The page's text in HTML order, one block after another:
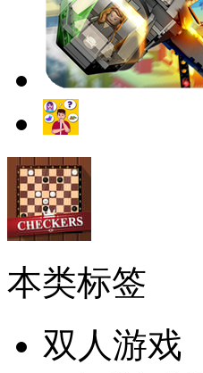
本类标签
双人游戏